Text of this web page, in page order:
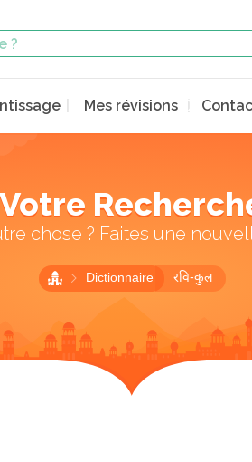
Mes révisions
Votre
chose ? Faites une
Dictionnaire रवि-कुल